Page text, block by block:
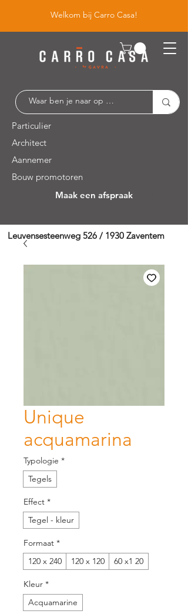
Welkom bij Carro Casa!
Particulier
Architect
Aannemer
Bouw promotoren
Maak een afspraak
Leuvensesteenweg 526 / 1930 Zaventem
Unique
acquamarina
Typologie *
Tegels
Effect *
Tegel - kleur
Formaat *
120 x 240
120 x 120 60 x1 20
Kleur *
Acquamarine